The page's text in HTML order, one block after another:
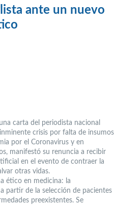
ante un nuevo
carta del periodista nacional
crisis por falta de insumos
por el Coronavirus y en
manifestó su renuncia a recibir
en el evento de contraer la
otras vidas.
ético en medicina: la
partir de la selección de pacientes
preexistentes. Se